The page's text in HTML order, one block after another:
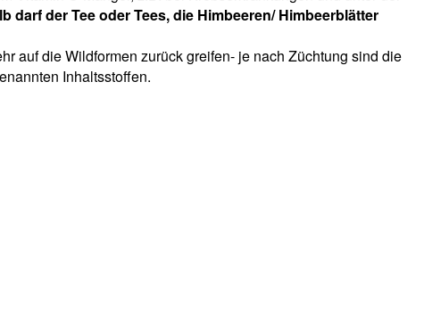
darf der Tee oder Tees, die Himbeeren/ Himbeerblätter
auf die Wildformen zurück greifen- je nach Züchtung sind die
Inhaltsstoffen.